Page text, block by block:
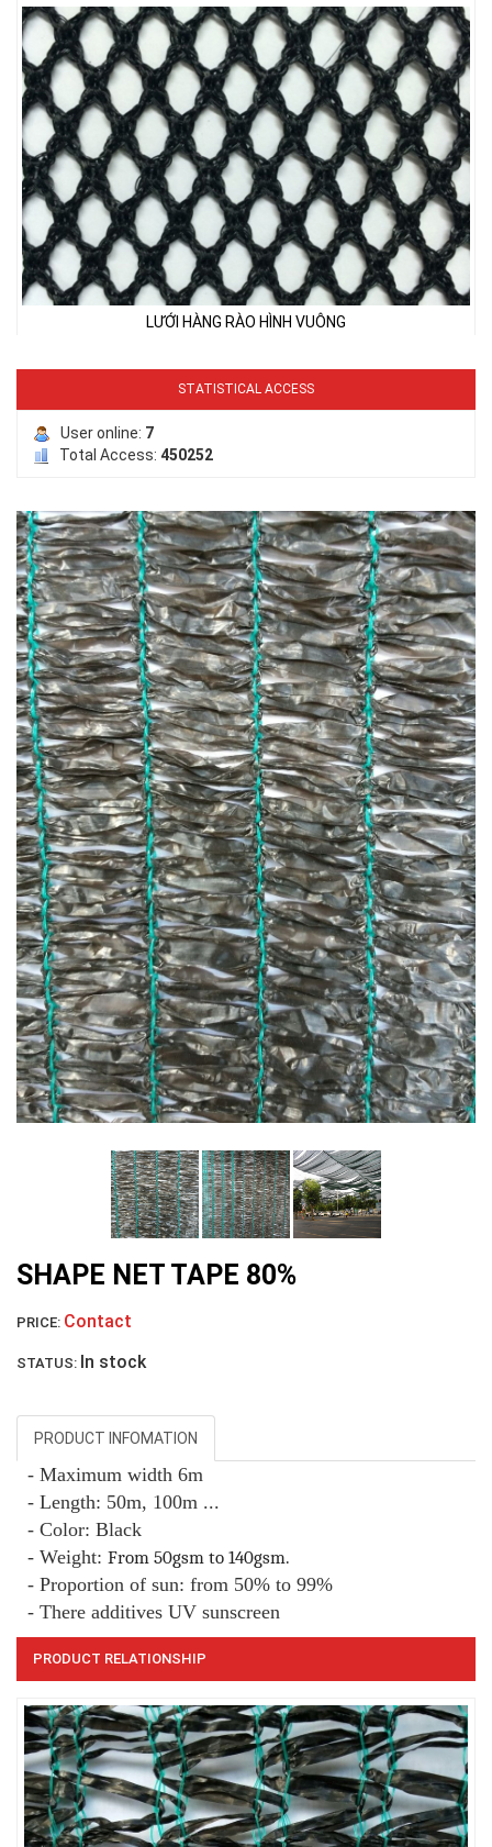
LƯỚI HÀNG RÀO HÌNH VUÔNG
LƯỚI NUÔI TRỒNG HẢI SẢN
LƯỚI CHẮN GIÓ
LƯỚI CHẮN CÔN TRÙNG
LƯỚI CHẮN CÔN TRÙNG
LƯỚI CHE NẮNG
LƯỚI CHE NẮNG
STATISTICAL ACCESS
User online: 7
Total Access: 450252
SHAPE NET TAPE 80%
PRICE: Contact
STATUS: In stock
PRODUCT INFOMATION
- Maximum width 6m
- Length: 50m, 100m ...
- Color: Black
- Weight: From 50gsm to 140gsm.
- Proportion of sun: from 50% to 99%
- There additives UV sunscreen
PRODUCT RELATIONSHIP